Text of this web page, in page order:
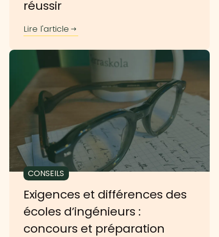
réussir
Lire l'article
CONSEILS
Exigences et différences des
écoles d’ingénieurs :
concours et préparation